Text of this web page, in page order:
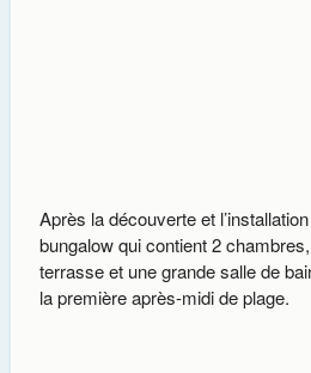
Après la découverte et
bungalow qui contient 2
terrasse et une grande salle de
la première après-midi de plage.